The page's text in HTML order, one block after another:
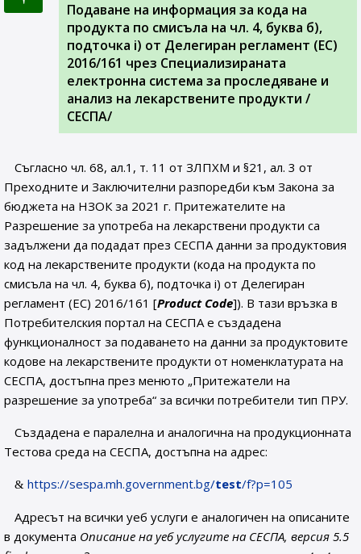
Подаване на информация за кода на
продукта по смисъла на чл. 4, буква б),
подточка i) от Делегиран регламент (ЕС)
2016/161 чрез Специализираната
електронна система за проследяване и
анализ на лекарствените продукти /
СЕСПА/
Съгласно чл. 68, ал.1, т. 11 от ЗЛПХМ и §21, ал. 3 от
Преходните и Заключителни разпоредби към Закона за
бюджета на НЗОК за 2021 г. Притежателите на
Разрешение за употреба на лекарствени продукти са
задължени да подадат през СЕСПА данни за продуктовия
код на лекарствените продукти (кода на продукта по
смисъла на чл. 4, буква б), подточка i) от Делегиран
регламент (ЕС) 2016/161 [Product Code]). В тази връзка в
Потребителския портал на СЕСПА е създадена
функционалност за подаването на данни за продуктовите
кодове на лекарствените продукти от номенклатурата на
СЕСПА, достъпна през менюто „Притежатели на
разрешение за употреба“ за всички потребители тип ПРУ.
Създадена е паралелна и аналогична на продукционната
Тестова среда на СЕСПА, достъпна на адрес:
https://sespa.mh.government.bg/test/f?p=105
Адресът на всички уеб услуги е аналогичен на описаните
в документа Описание на уеб услугите на СЕСПА, версия 5.5